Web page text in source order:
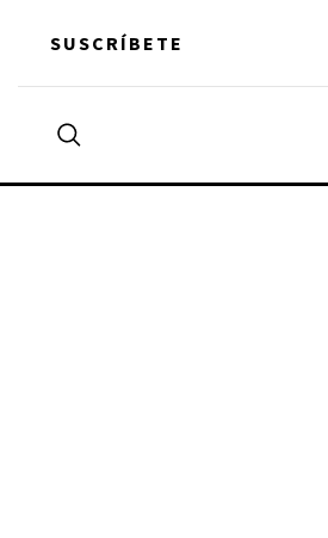
content
SUSCRÍBETE
Search